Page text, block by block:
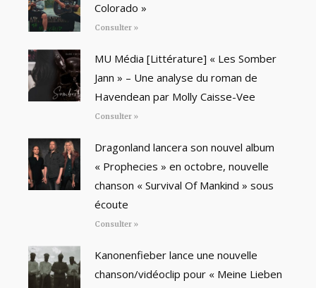
Colorado »
Consulter »
MU Média [Littérature] « Les Somber
Jann » – Une analyse du roman de
Havendean par Molly Caisse-Vee
Consulter »
Dragonland lancera son nouvel album
« Prophecies » en octobre, nouvelle
chanson « Survival Of Mankind » sous
écoute
Consulter »
Kanonenfieber lance une nouvelle
chanson/vidéoclip pour « Meine Lieben